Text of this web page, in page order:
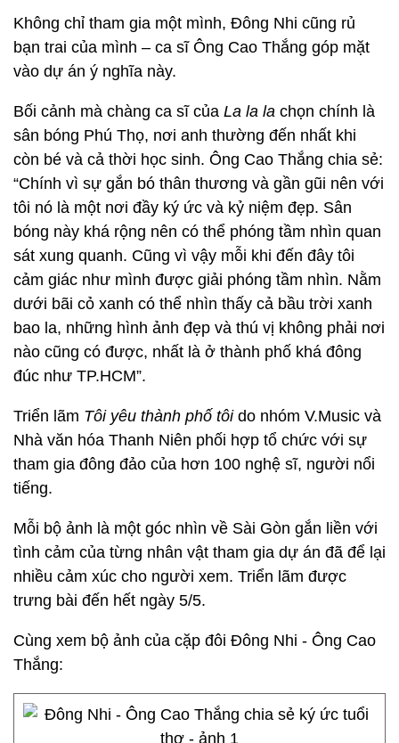
Không chỉ tham gia một mình, Đông Nhi cũng rủ
bạn trai của mình – ca sĩ Ông Cao Thắng góp mặt
vào dự án ý nghĩa này.
Bối cảnh mà chàng ca sĩ của La la la chọn chính là
sân bóng Phú Thọ, nơi anh thường đến nhất khi
còn bé và cả thời học sinh. Ông Cao Thắng chia sẻ:
“Chính vì sự gắn bó thân thương và gần gũi nên với
tôi nó là một nơi đầy ký ức và kỷ niệm đẹp. Sân
bóng này khá rộng nên có thể phóng tầm nhìn quan
sát xung quanh. Cũng vì vậy mỗi khi đến đây tôi
cảm giác như mình được giải phóng tầm nhìn. Nằm
dưới bãi cỏ xanh có thể nhìn thấy cả bầu trời xanh
bao la, những hình ảnh đẹp và thú vị không phải nơi
nào cũng có được, nhất là ở thành phố khá đông
đúc như TP.HCM”.
Triển lãm Tôi yêu thành phố tôido nhóm V.Music và
Nhà văn hóa Thanh Niên phối hợp tổ chức với sự
tham gia đông đảo của hơn 100 nghệ sĩ, người nổi
tiếng.
Mỗi bộ ảnh là một góc nhìn về Sài Gòn gắn liền với
tình cảm của từng nhân vật tham gia dự án đã để lại
nhiều cảm xúc cho người xem. Triển lãm được
trưng bài đến hết ngày 5/5.
Cùng xem bộ ảnh của cặp đôi Đông Nhi - Ông Cao
Thắng: